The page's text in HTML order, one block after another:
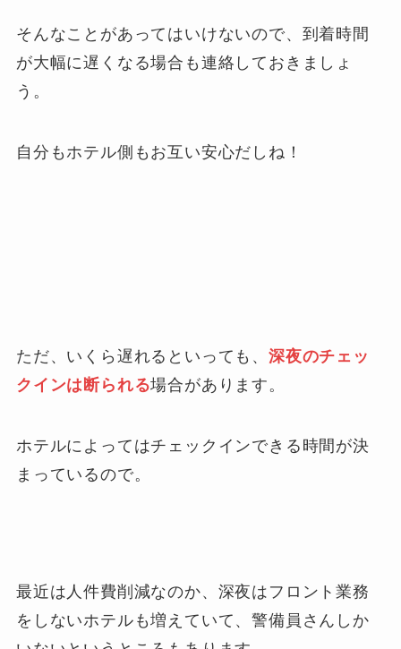
そんなことがあってはいけないので、到着時間
が大幅に遅くなる場合も連絡しておきましょ
う。
自分もホテル側もお互い安心だしね！
ただ、いくら遅れるといっても、深夜のチェッ
クインは断られる場合があります。
ホテルによってはチェックインできる時間が決
まっているので。
最近は人件費削減なのか、深夜はフロント業務
をしないホテルも増えていて、警備員さんしか